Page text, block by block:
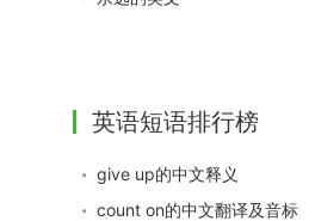
英语短语排行榜
give up的中文释义
count on的中文翻译及音标